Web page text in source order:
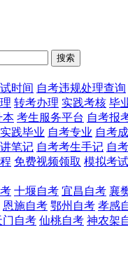
搜索
时间 自考违规处理查询
转考办理 实践考核 毕
本 考生服务平台 自考报
践毕业 自考专业 自考
笔记 自考考生手记 自
免费视频领取 模拟考
十堰自考 宜昌自考 襄
恩施自考 鄂州自考 孝感
门自考 仙桃自考 神农架